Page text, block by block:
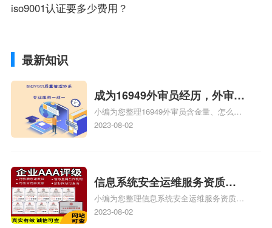
iso9001认证要多少费用？
最新知识
成为16949外审员经历，外审员
16949
小编为您整理16949外审员含金量、怎么才
能成为注册的TS16949:2009的外审员、我
2023-08-02
信息系统安全运维服务资质二
级费用，信息系统安全运维服
务资质二级
小编为您整理信息系统安全运维服务资质认
证证书机构有哪些、安全运维服务资质的费
2023-08-02